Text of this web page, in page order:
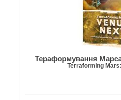
Тераформування
Terraforming